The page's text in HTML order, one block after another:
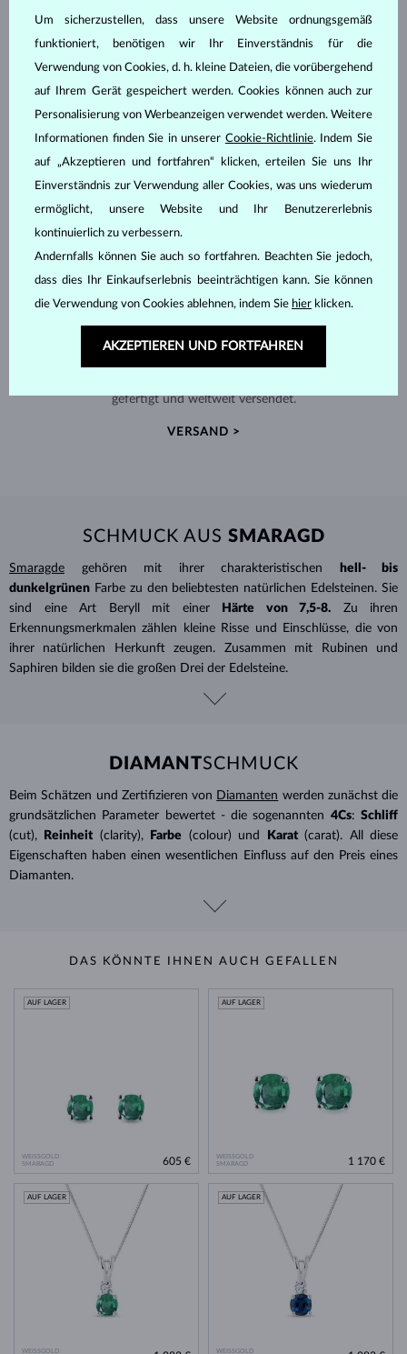
HANDGEFERTIGT IN PRAG
gefertigt und weltweit versendet.
VERSAND >
SCHMUCK AUS SMARAGD
Smaragde gehören mit ihrer charakteristischen
hell- bis
dunkelgrünen Farbe zu den beliebtesten natürlichen Edelsteinen. Sie
sind eine Art Beryll mit einer
Härte von 7,5-8.
Zu ihren
Erkennungsmerkmalen zählen kleine Risse und Einschlüsse, die von
ihrer natürlichen Herkunft zeugen. Zusammen mit Rubinen und
Saphiren bilden sie die großen Drei der Edelsteine.
DIAMANTSCHMUCK
Beim Schätzen und Zertifizieren von Diamanten werden zunächst die
grundsätzlichen Parameter bewertet - die sogenannten 4Cs: Schliff
(cut),
Reinheit (clarity), Farbe (colour) und Karat (carat). All diese
Eigenschaften haben einen wesentlichen Einfluss auf den Preis eines
Diamanten.
DAS KÖNNTE IHNEN AUCH GEFALLEN
WEISSGOLD
SMARAGD
AUF LAGER
605 €
WEISSGOLD
SMARAGD
AUF LAGER
1 170 €
WEISSGOLD
AUF LAGER
WEISSGOLD
AUF LAGER
Um sicherzustellen, dass unsere Website ordnungsgemäß
funktioniert, benötigen wir Ihr Einverständnis für die
Verwendung von Cookies, d. h. kleine Dateien, die vorübergehend
auf Ihrem Gerät gespeichert werden. Cookies können auch zur
Personalisierung von Werbeanzeigen verwendet werden. Weitere
Informationen finden Sie in unserer Cookie-Richtlinie. Indem Sie
auf „Akzeptieren und fortfahren“ klicken, erteilen Sie uns Ihr
Einverständnis zur Verwendung aller Cookies, was uns wiederum
ermöglicht, unsere Website und Ihr Benutzererlebnis
kontinuierlich zu verbessern.
Andernfalls können Sie auch so fortfahren. Beachten Sie jedoch,
dass dies Ihr Einkaufserlebnis beeinträchtigen kann. Sie können
die Verwendung von Cookies ablehnen, indem Sie hier klicken.
AKZEPTIEREN UND FORTFAHREN